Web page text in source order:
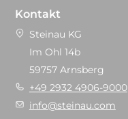
Kontakt
Steinau KG
Im Ohl 14b
59757 Arnsberg
+49 2932 4906-9000
info@steinau.com